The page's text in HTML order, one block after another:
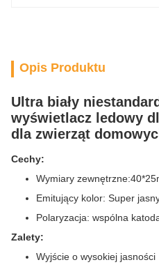
Opis Produktu
Ultra biały
wyświetlacz ledowy
dla zwierząt
Cechy:
Wymiary zewnętrzne:
Emitujący kolor: Super
Polaryzacja: wspólna
Zalety:
Wyjście o wysokiej jasności